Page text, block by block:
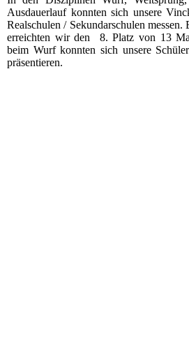
Ausdauerlauf konnten sich unsere
Realschulen / Sekundarschulen messen.
erreichten wir den 8. Platz von 13
beim Wurf konnten sich unsere
präsentieren.